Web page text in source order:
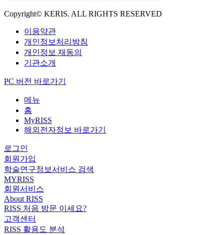
Copyright© KERIS. ALL RIGHTS RESERVED
이용약관
개인정보처리방침
개인정보 재동의
기관소개
PC 버전 바로가기
메뉴
홈
MyRISS
해외전자정보 바로가기
로그인
회원가입
학술연구정보서비스 검색
MYRISS
회원서비스
About RISS
RISS 처음 방문 이세요?
고객센터
RISS 활용도 분석